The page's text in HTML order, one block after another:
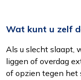
Interesses
Om het gebruik
stemmen op uw
Wat kunt u zelf
Als u slecht slaapt,
liggen of overdag
of opzien tegen het